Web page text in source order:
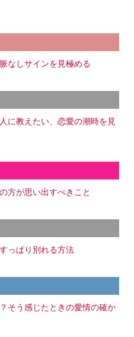
なしサインを見極める
に教えたい、恋愛の潮時を見
方が思い出すべきこと
っぱり別れる方法
そう感じたときの愛情の確か